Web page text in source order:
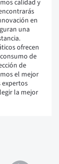
calidad y
en
una
ofrecen
de
de
el mejor
expertos
la mejor